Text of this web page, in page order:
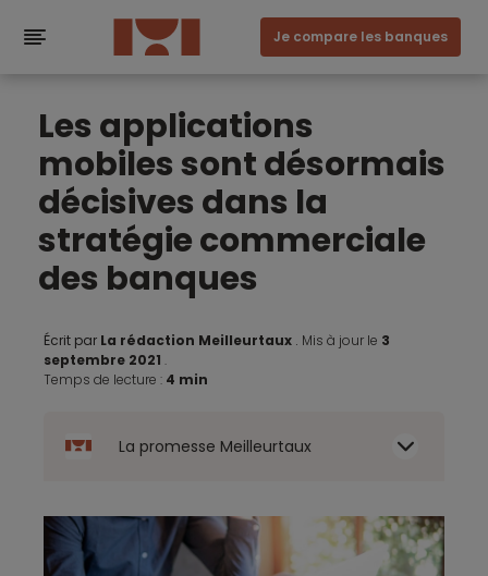
Je compare les banques
Les applications
mobiles sont désormais
décisives dans la
stratégie commerciale
des banques
Écrit par La rédaction Meilleurtaux . Mis à jour le 3
septembre 2021 .
Temps de lecture : 4 min
La promesse Meilleurtaux